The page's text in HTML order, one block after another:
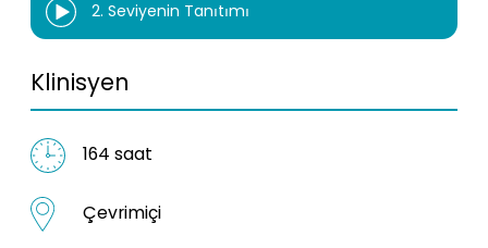
2. Seviyenin Tanıtımı
Klinisyen
164 saat
Çevrimiçi